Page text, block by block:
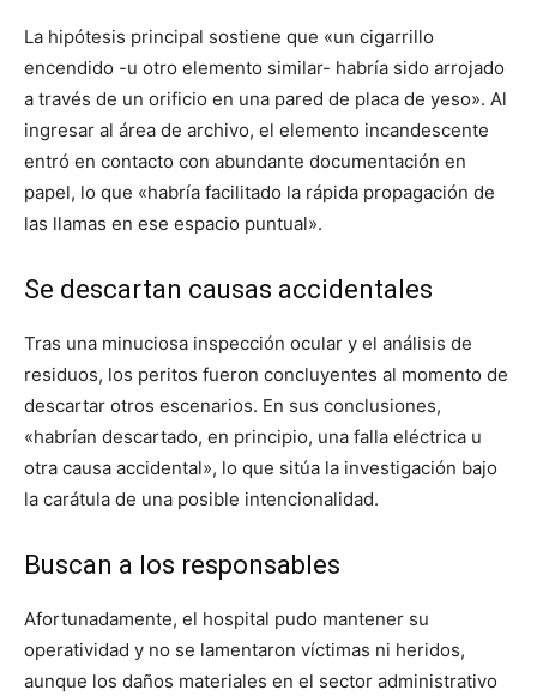
La hipótesis principal sostiene que «un cigarrillo
encendido -u otro elemento similar- habría sido arrojado
a través de un orificio en una pared de placa de yeso». Al
ingresar al área de archivo, el elemento incandescente
entró en contacto con abundante documentación en
papel, lo que «habría facilitado la rápida propagación de
las llamas en ese espacio puntual».
Se descartan causas accidentales
Tras una minuciosa inspección ocular y el análisis de
residuos, los peritos fueron concluyentes al momento de
descartar otros escenarios. En sus conclusiones,
«habrían descartado, en principio, una falla eléctrica u
otra causa accidental», lo que sitúa la investigación bajo
la carátula de una posible intencionalidad.
Buscan a los responsables
Afortunadamente, el hospital pudo mantener su
operatividad y no se lamentaron víctimas ni heridos,
aunque los daños materiales en el sector administrativo